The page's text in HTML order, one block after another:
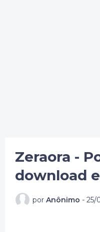
Zeraora -
download
por Anônimo - 25/